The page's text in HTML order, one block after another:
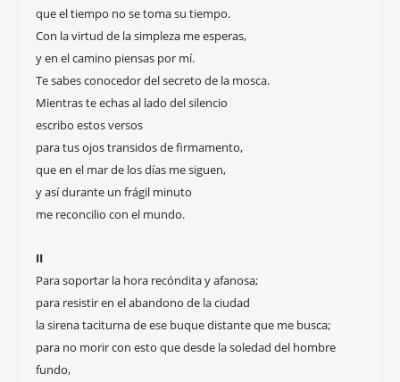
que el tiempo no se toma su tiempo.
Con la virtud de la simpleza me esperas,
y en el camino piensas por mí.
Te sabes conocedor del secreto de la mosca.
Mientras te echas al lado del silencio
escribo estos versos
para tus ojos transidos de firmamento,
que en el mar de los días me siguen,
y así durante un frágil minuto
me reconcilio con el mundo.
II
Para soportar la hora recóndita y afanosa;
para resistir en el abandono de la ciudad
la sirena taciturna de ese buque distante que me busca;
para no morir con esto que desde la soledad del hombre
fundo,